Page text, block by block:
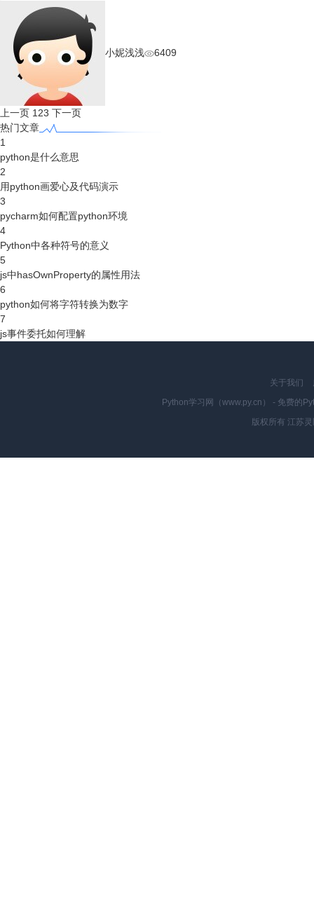
小妮浅浅 6409
上一页 1 23 下一页
热门文章
1
python是什么意思
2
用python画爱心及代码演示
3
pycharm如何配置python环境
4
Python中各种符号的意义
5
js中hasOwnProperty的属性用法
6
python如何将字符转换为数字
7
js事件委托如何理解
关于我们
Python学习网（www.py.cn） - 免费的
版权所有 江苏